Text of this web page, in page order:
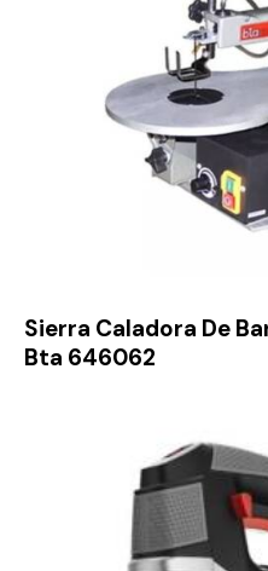
Sierra Caladora De
Bta 646062